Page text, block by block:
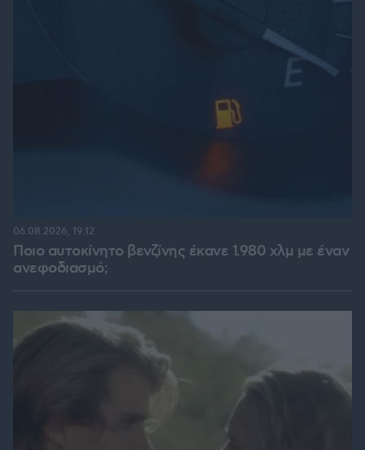
Ποιο αυτοκίνητο βενζίνης έκανε 1.980 χλμ με έναν
ανεφοδιασμό;
06.08.2026, 19:12